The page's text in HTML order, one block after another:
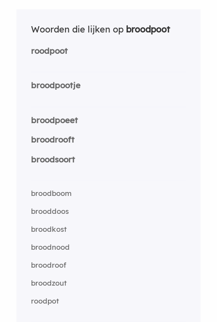
Woorden die lijken op broodpoot
roodpoot
broodpootje
broodpoeet
broodrooft
broodsoort
broodboom
brooddoos
broodkost
broodnood
broodroof
broodzout
roodpot